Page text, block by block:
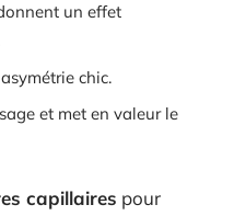
un effet
chic.
et met en valeur le
capillaires pour